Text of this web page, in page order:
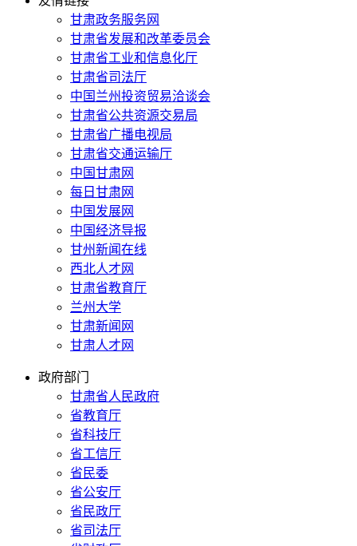
甘肃政务服务网
甘肃省发展和改革委员会
甘肃省工业和信息化厅
甘肃省司法厅
中国兰州投资贸易洽谈会
甘肃省公共资源交易局
甘肃省广播电视局
甘肃省交通运输厅
中国甘肃网
每日甘肃网
中国发展网
中国经济导报
甘州新闻在线
西北人才网
甘肃省教育厅
兰州大学
甘肃新闻网
甘肃人才网
政府部门
甘肃省人民政府
省教育厅
省科技厅
省工信厅
省民委
省公安厅
省民政厅
省司法厅